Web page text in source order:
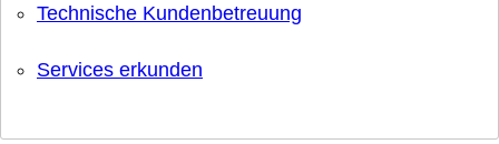
Technische Kundenbetreuung
Services erkunden